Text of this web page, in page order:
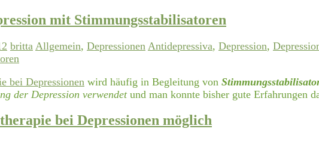
mit Stimmungsstabilisatoren
britta Allgemein, Depressionen Antidepressiva, Depression,
bei Depressionen wird häufig in Begleitung von
der Depression verwendetund man konnte bisher gute Erfahrungen
bei Depressionen möglich